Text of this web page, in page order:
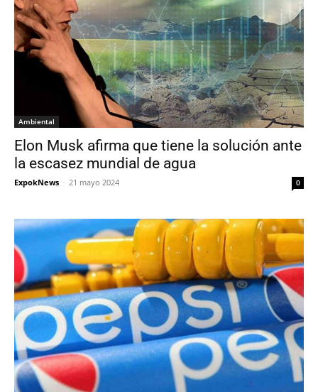
Ambiental
Elon Musk afirma que tiene la solución ante
la escasez mundial de agua
ExpokNews - 21 mayo 2024 0